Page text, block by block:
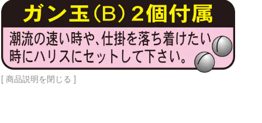
[ 商品説明を閉じる ]